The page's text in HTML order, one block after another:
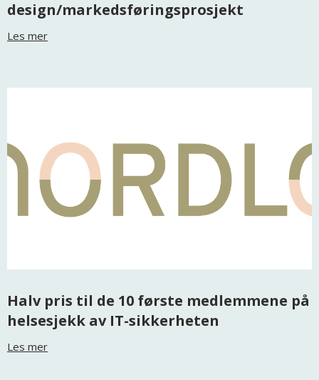
design/markedsføringsprosjekt
Les mer
Halv pris til de 10 første medlemmene på
helsesjekk av IT-sikkerheten
Les mer